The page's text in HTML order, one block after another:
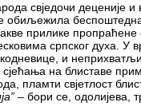
свједочи деценије и
обиљежила
прилике пропраћене
српског духа. У
и
на блиставе
пламти свјетлост
”– бори се, одолијева,